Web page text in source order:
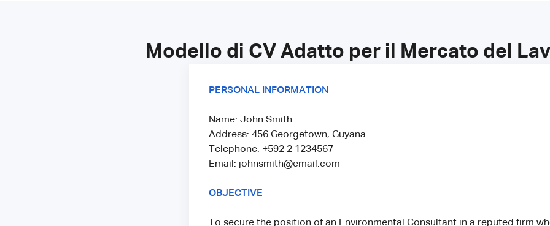
Modello di CV Adatto per il Mercato del
PERSONAL INFORMATION
Name: John Smith
Address: 456 Georgetown, Guyana
Telephone: +592 2 1234567
Email: johnsmith@email.com
OBJECTIVE
To secure the position of an Environmental Consultant in a reputed firm